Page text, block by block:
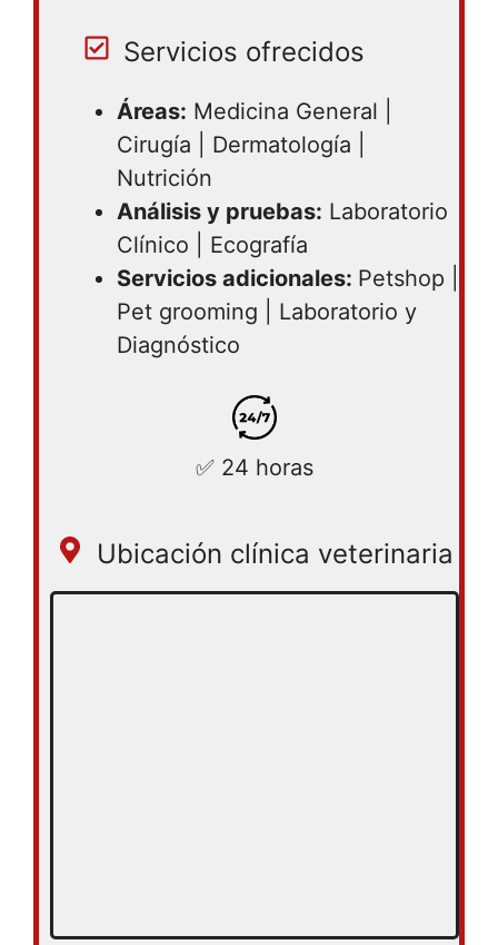
Servicios ofrecidos
Áreas: Medicina General |
Cirugía | Dermatología |
Nutrición
Análisis y pruebas: Laboratorio
Clínico | Ecografía
Servicios adicionales: Petshop |
Pet grooming | Laboratorio y
Diagnóstico
✅ 24 horas
Ubicación clínica veterinaria